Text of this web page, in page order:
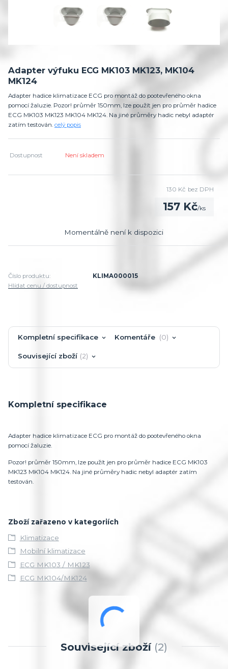
Adapter výfuku ECG MK103 MK123, MK104
MK124
Adapter hadice klimatizace ECG pro montáž do pootevřeného okna
pomocí žaluzie. Pozor! průměr 150mm, lze použít jen pro průměr hadice
ECG MK103 MK123 MK104 MK124. Na jiné průměry hadic nebyl adaptér
zatím testován. celý popis
Dostupnost Není skladem
157 Kč/ks
130 Kč bez DPH
Momentálně není k dispozici
Číslo produktu:
KLIMA000015
Hlídat cenu / dostupnost
Kompletní specifikace Komentáře 0
Související zboží 2
Kompletní specifikace
Adapter hadice klimatizace ECG pro montáž do pootevřeného okna
pomocí žaluzie.
Pozor! průměr 150mm, lze použít jen pro průměr hadice ECG MK103
MK123 MK104 MK124. Na jiné průměry hadic nebyl adaptér zatím
testován.
Zboží zařazeno v kategoriích
Klimatizace
Mobilní klimatizace
ECG MK103 / MK123
ECG MK104/MK124
Související zboží 2